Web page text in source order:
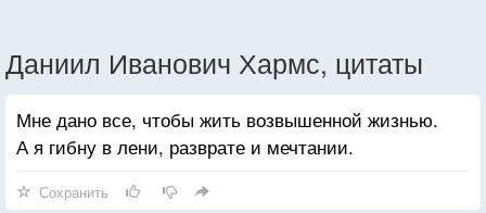
Даниил Иванович Хармс, цитаты
Мне дано все, чтобы жить возвышенной жизнью.
А я гибну в лени, разврате и мечтании.
Сохранить